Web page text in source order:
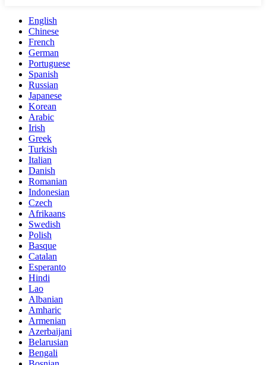
English
Chinese
French
German
Portuguese
Spanish
Russian
Japanese
Korean
Arabic
Irish
Greek
Turkish
Italian
Danish
Romanian
Indonesian
Czech
Afrikaans
Swedish
Polish
Basque
Catalan
Esperanto
Hindi
Lao
Albanian
Amharic
Armenian
Azerbaijani
Belarusian
Bengali